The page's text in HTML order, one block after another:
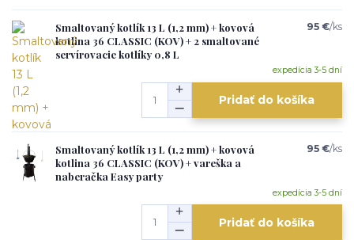
Smaltovaný kotlík 13 L (1,2 mm) + kovová
kotlina 36 CLASSIC (KOV) + 2 smaltované
servírovacie kotlíky 0,8 L
95 €/ks
expedícia 3-5 dní
Pridať do košíka
Smaltovaný kotlík 13 L (1,2 mm) + kovová
kotlina 36 CLASSIC (KOV) + vareška a
naberačka Easy party
95 €/ks
expedícia 3-5 dní
Pridať do košíka